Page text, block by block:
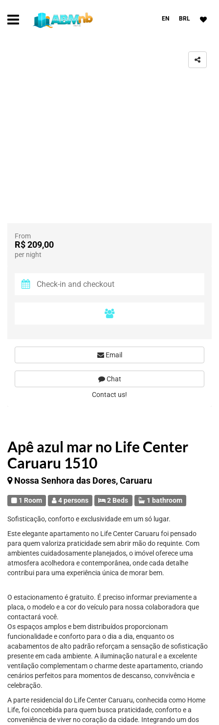
EN BRL
Apê azul mar no Life Center
Caruaru 1510
Nossa Senhora das Dores, Caruaru
1 Room 4 persons 2 Beds 1 bathroom
Sofisticação, conforto e exclusividade em um só lugar.
Este elegante apartamento no Life Center Caruaru foi pensado
para quem valoriza praticidade sem abrir mão do requinte. Com
ambientes cuidadosamente planejados, o imóvel oferece uma
atmosfera acolhedora e contemporânea, onde cada detalhe
contribui para uma experiência única de morar bem.
O estacionamento é gratuito. É preciso informar previamente a
placa, o modelo e a cor do veículo para nossa colaboradora que
contactará você.
Os espaços amplos e bem distribuídos proporcionam
funcionalidade e conforto para o dia a dia, enquanto os
acabamentos de alto padrão reforçam a sensação de sofisticação
presente em cada ambiente. A iluminação natural e a excelente
ventilação complementam o charme deste apartamento, criando
cenários perfeitos para momentos de descanso, convivência e
celebração.
A parte residencial do Life Center Caruaru, conhecida como Home
Life, foi concebida para quem busca praticidade, conforto e a
conveniência de viver no coração da cidade. Integrando um dos
From
R$ 209,00
per night
Email
Chat
Contact us!